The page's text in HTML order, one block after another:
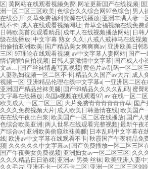
区 黄网站在线观看视频免费 网址更新国产在线视频
洲一区二区三区欧美 色综合久久综合网97色综合 男人
在线公开 久草免费福利资源在线播放 亚洲丰满人妻一
线不卡 成人在线观看视频网址 青草全福视频在线免费
日韩欧美首页观看精品 成年人在线视频播放网站 日韩
级在线播放 中文字幕 熟女 久久 八戒八戒神马在线视频
拍偷拍亚洲欧美 国产精品美女爽爽爽av 亚洲欧美日韩
三区 97理论在线观看视频 av中文字幕人妻网站 国产
情侣啪啪自拍视频 日韩人妻激情中文字幕 国产成人小
文av… 国产丝袜情趣写真视频 黄色片av乱码一区二区
人妻熟妇视频一区二区不卡 精品久久国产av大片 成人
视频一区 亚洲精品伦理在线中文字幕a 一亚洲区二区
亚洲国产精品丝袜美腿 国产69精品久久久久乱码 蜜臀
文字幕在线播放 岛国a视频在线观看97 av 在线一区二
欧美成人 一区二区三区 大片免费青青青青青青草 国
久久久免费视频大片 成人欧美日韩激情在线 欧美国产
在在线午夜出白浆 欧美国产一区二区在线播放 国产人
色综合欧美亚洲 两人世界在线观看完整视频 最新午夜
产综合av 亚洲欧美偷窥丝袜美腿 日本乱码中文字幕在
线 欧洲av中文字幕在线观看不卡 秋霞国产午夜精品免
频 久久久久久中文字幕av 国产免费播放一区二区三区
国产午夜美女免费视频 亚洲妇女av一区二区三区 久久
久久久精品日日游戏 亚洲av 另类 丝袜 欧美亚洲人妻
久久毛片 亚洲不卡一区不卡二区 亚洲一区二区三区999